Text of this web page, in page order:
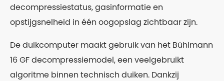
decompressiestatus, gasinformatie en
opstijgsnelheid in één oogopslag zichtbaar zijn.
De duikcomputer maakt gebruik van het Bühlmann
16 GF decompressiemodel, een veelgebruikt
algoritme binnen technisch duiken. Dankzij